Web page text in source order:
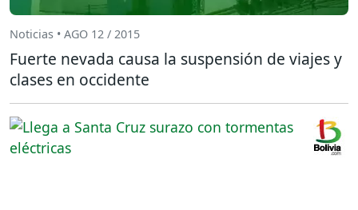
Noticias • AGO 12 / 2015
Fuerte nevada causa la suspensión de viajes y
clases en occidente